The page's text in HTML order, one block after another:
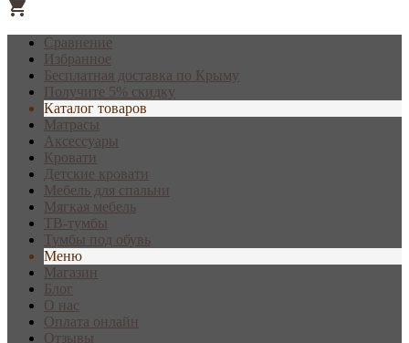
Сравнение
Избранное
Бесплатная доставка по Крыму
Получите 5% скидку
Каталог товаров
Матрасы
Аксессуары
Кровати
Детские кровати
Мебель для спальни
Мягкая мебель
ТВ-тумбы
Тумбы под обувь
Меню
Магазин
Блог
О нас
Оплата онлайн
Отзывы